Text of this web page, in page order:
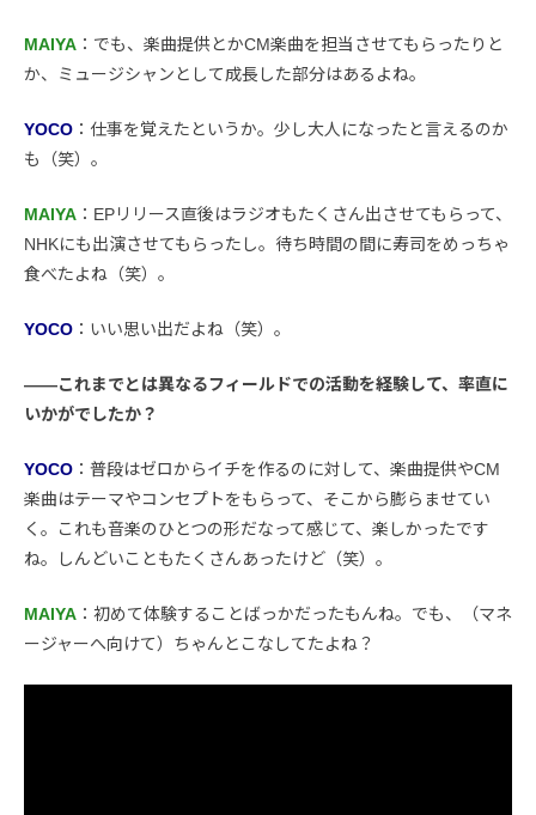
MAIYA ：でも、楽曲提供とかCM楽曲を担当させてもらったりと
か、ミュージシャンとして成長した部分はあるよね。
YOCO ：仕事を覚えたというか。少し大人になったと言えるのか
も（笑）。
MAIYA ：EPリリース直後はラジオもたくさん出させてもらって、
NHKにも出演させてもらったし。待ち時間の間に寿司をめっちゃ
食べたよね（笑）。
YOCO ：いい思い出だよね（笑）。
――これまでとは異なるフィールドでの活動を経験して、率直に
いかがでしたか？
YOCO ：普段はゼロからイチを作るのに対して、楽曲提供やCM
楽曲はテーマやコンセプトをもらって、そこから膨らませてい
く。これも音楽のひとつの形だなって感じて、楽しかったです
ね。しんどいこともたくさんあったけど（笑）。
MAIYA ：初めて体験することばっかだったもんね。でも、（マネ
ージャーへ向けて）ちゃんとこなしてたよね？